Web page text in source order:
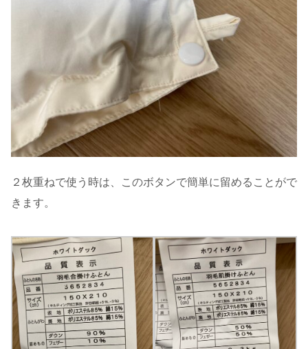
２枚重ねで使う時は、このボタンで簡単に留めることがで
きます。